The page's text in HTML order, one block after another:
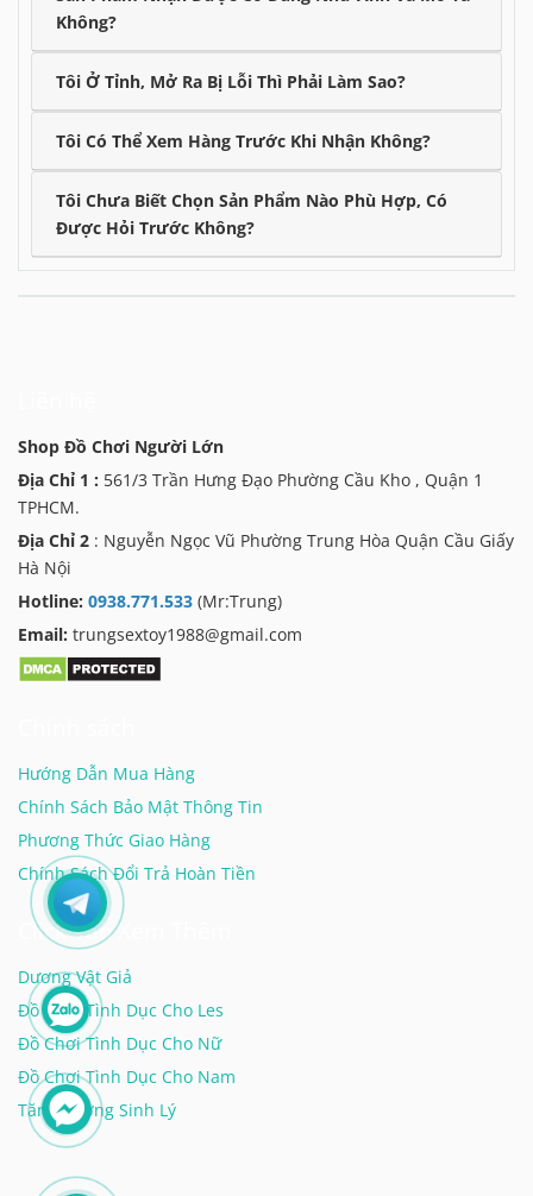
Không?
Tôi Ở Tỉnh, Mở Ra Bị Lỗi Thì Phải Làm Sao?
Tôi Có Thể Xem Hàng Trước Khi Nhận Không?
Tôi Chưa Biết Chọn Sản Phẩm Nào Phù Hợp, Có
Được Hỏi Trước Không?
Shop Đồ Chơi Người Lớn
Địa Chỉ 1 : 561/3 Trần Hưng Đạo Phường Cầu Kho , Quận 1
TPHCM.
Địa Chỉ 2 : Nguyễn Ngọc Vũ Phường Trung Hòa Quận Cầu Giấy
Hà Nội
Hotline: 0938.771.533 (Mr:Trung)
Email: trungsextoy1988@gmail.com
Hướng Dẫn Mua Hàng
Chính Sách Bảo Mật Thông Tin
Phương Thức Giao Hàng
Chính Sách Đổi Trả Hoàn Tiền
Click Vào Xem Thêm
Dương Vật Giả
Đồ Chơi Tình Dục Cho Les
Đồ Chơi Tình Dục Cho Nữ
Đồ Chơi Tình Dục Cho Nam
Tăng Cường Sinh Lý